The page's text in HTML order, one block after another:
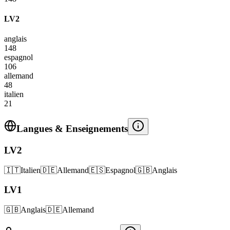
LV2
anglais
148
espagnol
106
allemand
48
italien
21
Langues & Enseignements
LV2
🇮🇹Italien🇩🇪Allemand🇪🇸Espagnol🇬🇧Anglais
LV1
🇬🇧Anglais🇩🇪Allemand